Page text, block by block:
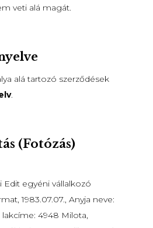
veti alá magát.
alá tartozó szerződések
.
(Fotózás)
Edit egyéni vállalkozó
1983.07.07., Anyja neve:
4948 Milota,